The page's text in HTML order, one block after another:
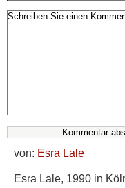
von: Esra Lale
Esra Lale, 1990 in